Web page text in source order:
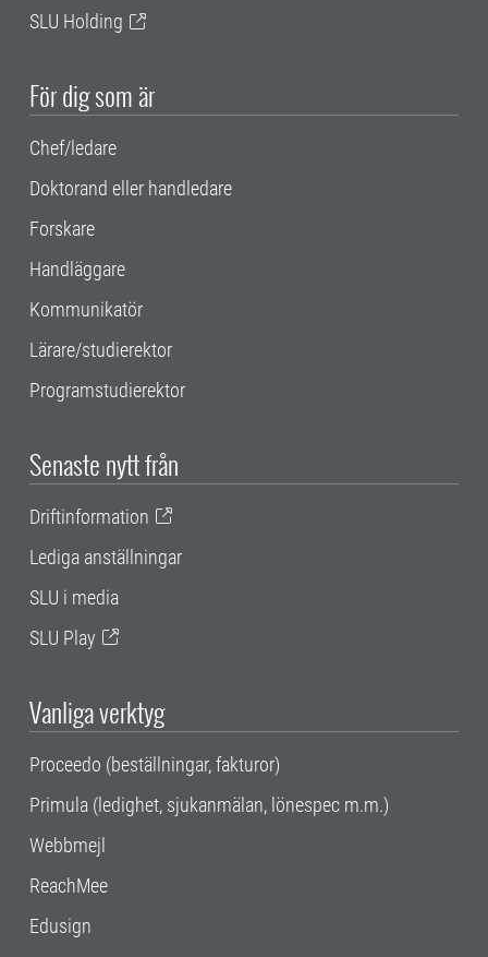
SLU Holding
För dig som är
Chef/ledare
Doktorand eller handledare
Forskare
Handläggare
Kommunikatör
Lärare/studierektor
Programstudierektor
Senaste nytt från
Driftinformation
Lediga anställningar
SLU i media
SLU Play
Vanliga verktyg
Proceedo (beställningar, fakturor)
Primula (ledighet, sjukanmälan, lönespec m.m.)
Webbmejl
ReachMee
Edusign